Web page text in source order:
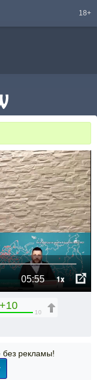
18+
05:55 1x
+10
10
без рекламы!